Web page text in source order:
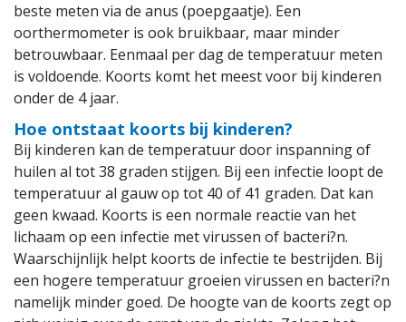
beste meten via de anus (poepgaatje). Een
oorthermometer is ook bruikbaar, maar minder
betrouwbaar. Eenmaal per dag de temperatuur meten
is voldoende. Koorts komt het meest voor bij kinderen
onder de 4 jaar.
Hoe ontstaat koorts bij kinderen?
Bij kinderen kan de temperatuur door inspanning of
huilen al tot 38 graden stijgen. Bij een infectie loopt de
temperatuur al gauw op tot 40 of 41 graden. Dat kan
geen kwaad. Koorts is een normale reactie van het
lichaam op een infectie met virussen of bacteri?n.
Waarschijnlijk helpt koorts de infectie te bestrijden. Bij
een hogere temperatuur groeien virussen en bacteri?n
namelijk minder goed. De hoogte van de koorts zegt op